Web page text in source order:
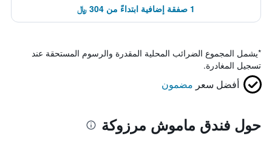
1 صفقة إضافية ابتداءً من 304 ﷼
*يشمل المجموع الضرائب المحلية المقدرة والرسوم المستحقة عند
تسجيل المغادرة.
أفضل سعر مضمون
حول فندق ماموش مرزوكة